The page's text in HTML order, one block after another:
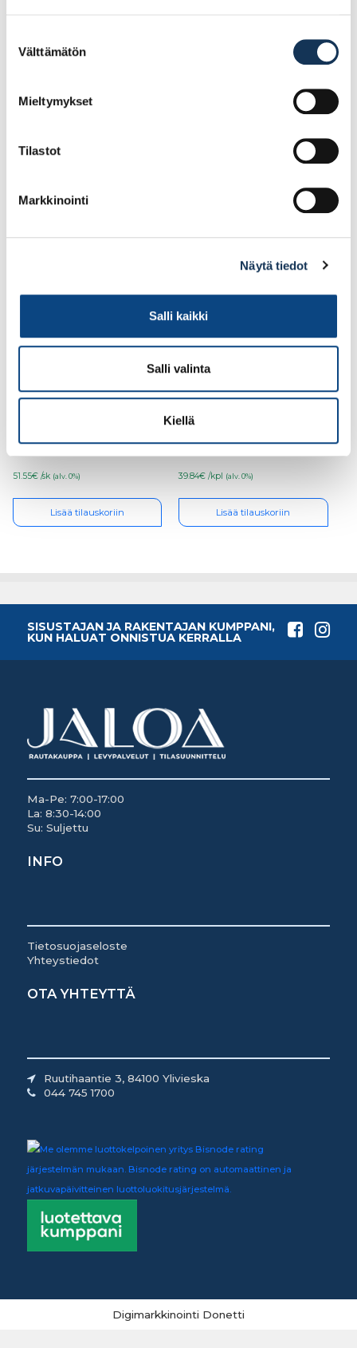
valinta
Välttämätön
Mieltymykset
Tilastot
Markkinointi
Näytä tiedot
Salli kaikki
Salli valinta
Kiellä
10mm
40.24€ /sk(alv. 0%)
Lisää tilauskoriin
Ceresit XXL
51.55€ /sk (alv. 0%)
Lisää tilauskoriin
Mapei Conplan Eco
3-25mm, 20kg
POISTUVA
39.84€ /kpl (alv. 0%)
Lisää tilauskoriin
SISUSTAJAN JA RAKENTAJAN KUMPPANI,
KUN HALUAT ONNISTUA KERRALLA
Ma-Pe: 7:00-17:00
La: 8:30-14:00
Su: Suljettu
INFO
Tietosuojaseloste
Yhteystiedot
OTA YHTEYTTÄ
Ruutihaantie 3, 84100 Ylivieska
044 745 1700
Digimarkkinointi Donetti